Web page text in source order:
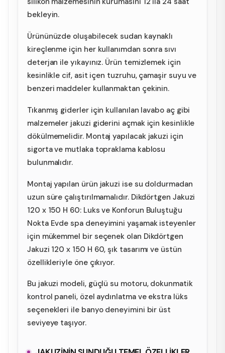
bekleyin.
Ürününüzde oluşabilecek sudan kaynaklı
kireçlenme için her kullanımdan sonra sıvı
deterjan ile yıkayınız. Ürün temizlemek için
kesinlikle cif, asit içen tuzruhu, çamaşir suyu ve
benzeri maddeler kullanmaktan çekinin.
Tıkanmış giderler için kullanılan lavabo aç gibi
malzemeler jakuzi giderini açmak için kesinlikle
dökülmemelidir. Montaj yapılacak jakuzi için
sigorta ve mutlaka topraklama kablosu
bulunmalıdır.
Montaj yapılan ürün jakuzi ise su doldurmadan
uzun süre çalıştırılmamalıdır. Dikdörtgen Jakuzi
120 x 150 H 60: Luks ve Konforun Buluştuğu
Nokta Evde spa deneyimini yaşamak isteyenler
için mükemmel bir seçenek olan Dikdörtgen
Jakuzi 120 x 150 H 60, şık tasarımı ve üstün
özellikleriyle öne çıkıyor.
Bu jakuzi modeli, güçlü su motoru, dokunmatik
kontrol paneli, özel aydınlatma ve ekstra lüks
seçenekleri ile banyo deneyimini bir üst
seviyeye taşıyor.